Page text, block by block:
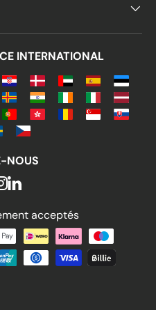
INTERNATIONAL
NOUS
acceptés
Moyens de paiement acceptés